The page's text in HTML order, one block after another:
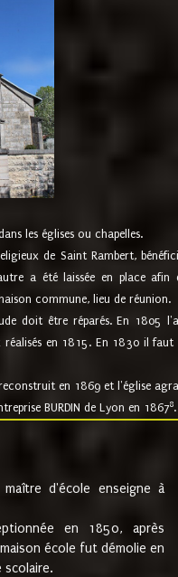
les églises ou chapelles.
de Saint Rambert,
a été laissée en place
commune, lieu de réunion.
doit être réparés. En 1805
en 1815. En 1830 il
en 1869 et l'église
BURDIN de Lyon en 18678.
d'école enseigne à
en 1850, après
école fut démolie en